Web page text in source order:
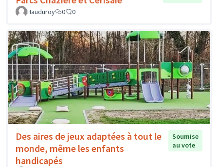
Hauduroy
0 0
Des aires de jeux adaptées à tout le
monde, même les enfants
handicapés
Soumise
au vote